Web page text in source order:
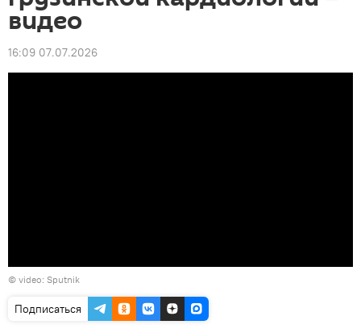
видео
16:09 07.07.2026
© video: Sputnik
Подписаться